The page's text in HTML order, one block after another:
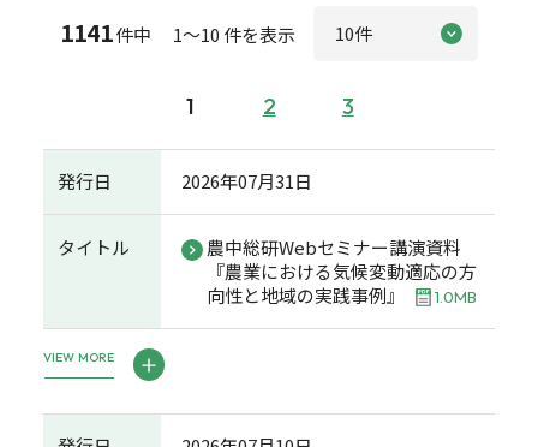
1141件中 1～10 件を表示
1 2 3
発行日 2026年07月31日
タイトル
農中総研Webセミナー講演資料
『農業における気候変動適応の方
向性と地域の実践事例』
1.0MB
VIEW MORE